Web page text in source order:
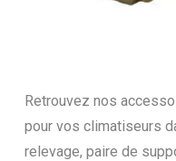
Retrouvez nos
pour vos climatiseurs
relevage, paire de